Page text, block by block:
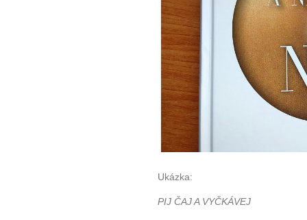
Ukázka:
PIJ ČAJ A VYČKÁVEJ